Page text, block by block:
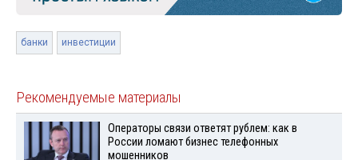
банки инвестиции
Рекомендуемые материалы
Операторы связи ответят рублем: как в
России ломают бизнес телефонных
мошенников